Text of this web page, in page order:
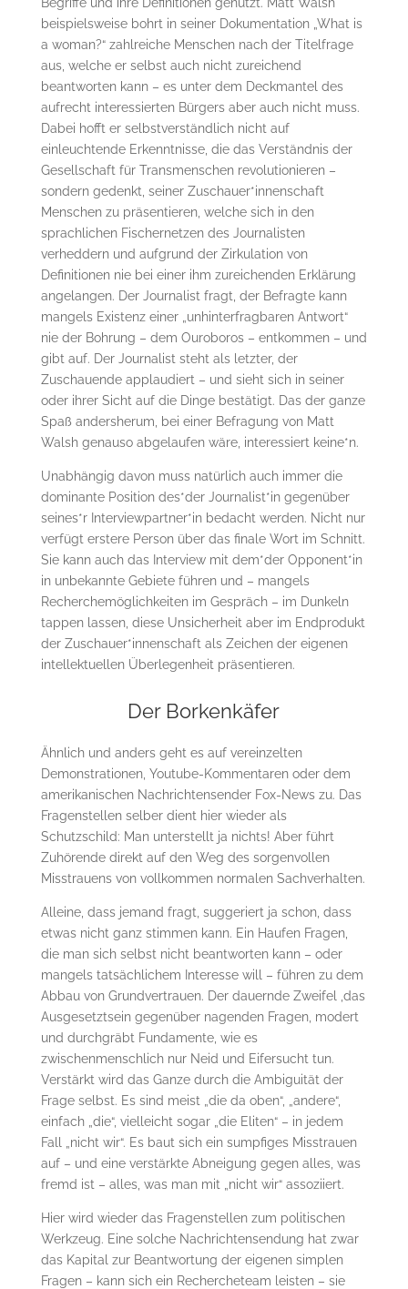
Begriffe und ihre Definitionen genutzt. Matt Walsh
beispielsweise bohrt in seiner Dokumentation „What is
a woman?“ zahlreiche Menschen nach der Titelfrage
aus, welche er selbst auch nicht zureichend
beantworten kann – es unter dem Deckmantel des
aufrecht interessierten Bürgers aber auch nicht muss.
Dabei hofft er selbstverständlich nicht auf
einleuchtende Erkenntnisse, die das Verständnis der
Gesellschaft für Transmenschen revolutionieren –
sondern gedenkt, seiner Zuschauer*innenschaft
Menschen zu präsentieren, welche sich in den
sprachlichen Fischernetzen des Journalisten
verheddern und aufgrund der Zirkulation von
Definitionen nie bei einer ihm zureichenden Erklärung
angelangen. Der Journalist fragt, der Befragte kann
mangels Existenz einer „unhinterfragbaren Antwort“
nie der Bohrung – dem Ouroboros – entkommen – und
gibt auf. Der Journalist steht als letzter, der
Zuschauende applaudiert – und sieht sich in seiner
oder ihrer Sicht auf die Dinge bestätigt. Das der ganze
Spaß andersherum, bei einer Befragung von Matt
Walsh genauso abgelaufen wäre, interessiert keine*n.
Unabhängig davon muss natürlich auch immer die
dominante Position des*der Journalist*in gegenüber
seines*r Interviewpartner*in bedacht werden. Nicht nur
verfügt erstere Person über das finale Wort im Schnitt.
Sie kann auch das Interview mit dem*der Opponent*in
in unbekannte Gebiete führen und – mangels
Recherchemöglichkeiten im Gespräch – im Dunkeln
tappen lassen, diese Unsicherheit aber im Endprodukt
der Zuschauer*innenschaft als Zeichen der eigenen
intellektuellen Überlegenheit präsentieren.
Der Borkenkäfer
Ähnlich und anders geht es auf vereinzelten
Demonstrationen, Youtube-Kommentaren oder dem
amerikanischen Nachrichtensender Fox-News zu. Das
Fragenstellen selber dient hier wieder als
Schutzschild: Man unterstellt ja nichts! Aber führt
Zuhörende direkt auf den Weg des sorgenvollen
Misstrauens von vollkommen normalen Sachverhalten.
Alleine, dass jemand fragt, suggeriert ja schon, dass
etwas nicht ganz stimmen kann. Ein Haufen Fragen,
die man sich selbst nicht beantworten kann – oder
mangels tatsächlichem Interesse will – führen zu dem
Abbau von Grundvertrauen. Der dauernde Zweifel ,das
Ausgesetztsein gegenüber nagenden Fragen, modert
und durchgräbt Fundamente, wie es
zwischenmenschlich nur Neid und Eifersucht tun.
Verstärkt wird das Ganze durch die Ambiguität der
Frage selbst. Es sind meist „die da oben“, „andere“,
einfach „die“, vielleicht sogar „die Eliten“ – in jedem
Fall „nicht wir“. Es baut sich ein sumpfiges Misstrauen
auf – und eine verstärkte Abneigung gegen alles, was
fremd ist – alles, was man mit „nicht wir“ assoziiert.
Hier wird wieder das Fragenstellen zum politischen
Werkzeug. Eine solche Nachrichtensendung hat zwar
das Kapital zur Beantwortung der eigenen simplen
Fragen – kann sich ein Rechercheteam leisten – sie